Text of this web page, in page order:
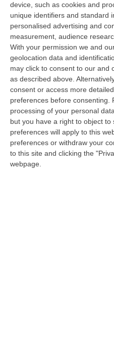
device, such as cookies and
unique identifiers and standard
personalised advertising and
measurement, audience
With your permission we and
geolocation data and
may click to consent to our and
as described above.
consent or access more
preferences before consenting.
processing of your personal
but you have a right to object to
preferences will apply to this
preferences or withdraw your
to this site and clicking the
webpage.
Ritrovata una pisside
dalla Chiesa di San
1979 – FOTO
L’attività del nucleo